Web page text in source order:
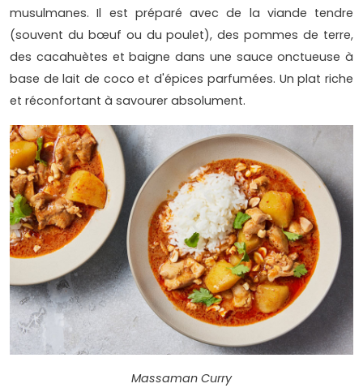
musulmanes. Il est préparé avec de la viande tendre
(souvent du bœuf ou du poulet), des pommes de terre,
des cacahuètes et baigne dans une sauce onctueuse à
base de lait de coco et d'épices parfumées. Un plat riche
et réconfortant à savourer absolument.
Massaman Curry